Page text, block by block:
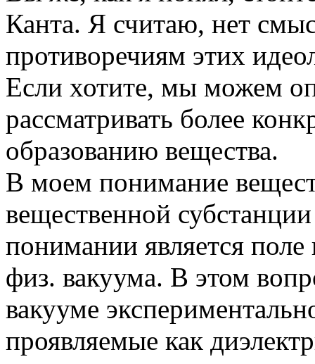
Канта. Я считаю, нет
противоречиям этих
Если хотите, мы можем
рассматривать более
образованию вещества.
В моем понимание
вещественной
понимании является
физ. вакуума. В этом
вакууме
проявляемые как